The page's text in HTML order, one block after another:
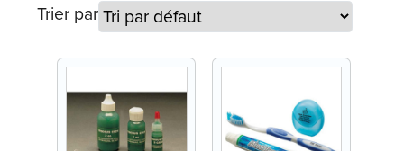
Trier par